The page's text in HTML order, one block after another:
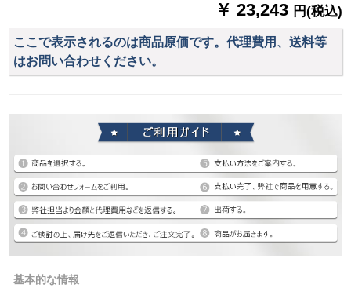
￥ 23,243 円(税込)
ここで表示されるのは商品原価です。代理費用、送料等
はお問い合わせください。
基本的な情報